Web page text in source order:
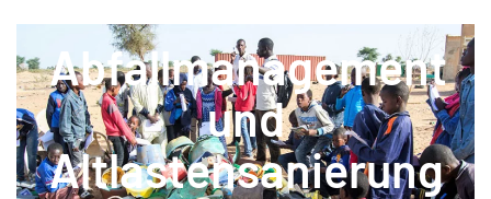
Abfallmanagement
und
Altlastensanierung